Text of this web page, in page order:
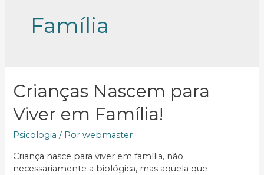
Família
Crianças Nascem para
Viver em Família!
Psicologia / Porwebmaster
Criança nasce para viver em família, não
necessariamente a biológica, mas aquela que